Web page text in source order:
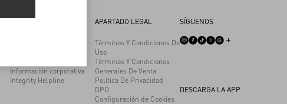
Información corporativa
Integrity Helpline
APARTADO LEGAL
Términos Y Condiciones De
Uso
Términos Y Condiciones
Generales De Venta
Política De Privacidad
DPO
Configuración de Cookies
SÍGUENOS
DESCARGA LA APP